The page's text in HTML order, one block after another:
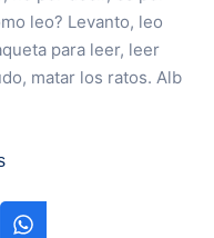
leo? Levanto, leo
para leer, leer
matar los ratos. Alb